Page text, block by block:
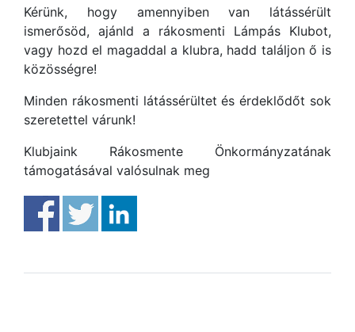
Kérünk, hogy amennyiben van látássérült
ismerősöd, ajánld a rákosmenti Lámpás Klubot,
vagy hozd el magaddal a klubra, hadd találjon ő is
közösségre!
Minden rákosmenti látássérültet és érdeklődőt sok
szeretettel várunk!
Klubjaink Rákosmente Önkormányzatának
támogatásával valósulnak meg